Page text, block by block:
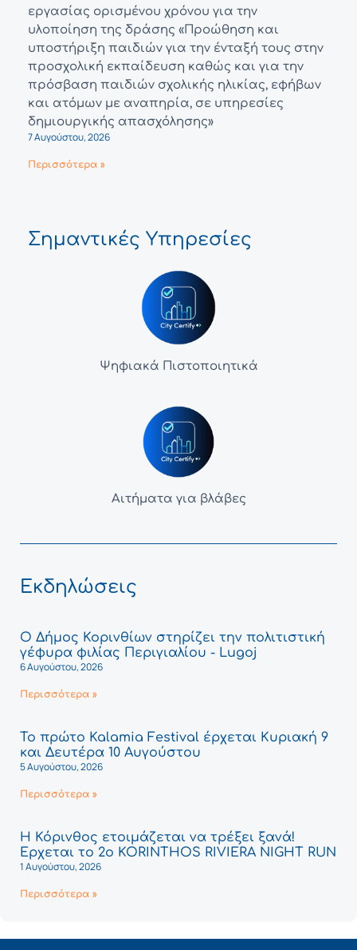
εργασίας ορισμένου χρόνου για την
υλοποίηση της δράσης «Προώθηση και
υποστήριξη παιδιών για την ένταξή τους στην
προσχολική εκπαίδευση καθώς και για την
πρόσβαση παιδιών σχολικής ηλικίας, εφήβων
και ατόμων με αναπηρία, σε υπηρεσίες
δημιουργικής απασχόλησης»
7 Αυγούστου, 2026
Περισσότερα »
Σημαντικές Υπηρεσίες
Ψηφιακά Πιστοποιητικά
Αιτήματα για βλάβες
Εκδηλώσεις
Ο Δήμος Κορινθίων στηρίζει την πολιτιστική
γέφυρα φιλίας Περιγιαλίου - Lugoj
6 Αυγούστου, 2026
Περισσότερα »
Το πρώτο Kalamia Festival έρχεται Κυριακή 9
και Δευτέρα 10 Αυγούστου
5 Αυγούστου, 2026
Περισσότερα »
Η Κόρινθος ετοιμάζεται να τρέξει ξανά!
Έρχεται το 2ο KORINTHOS RIVIERA NIGHT RUN
1 Αυγούστου, 2026
Περισσότερα »